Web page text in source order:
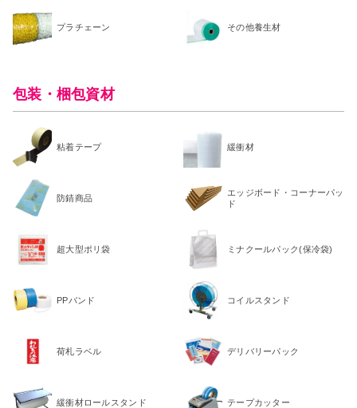
プラチェーン その他養生材
包装・梱包資材
粘着テープ 緩衝材
防錆商品
エッジボード・コーナーパッ
ド
超大型ポリ袋 ミナクールパック(保冷袋)
PPバンド コイルスタンド
荷札ラベル デリバリーパック
緩衝材ロールスタンド テープカッター